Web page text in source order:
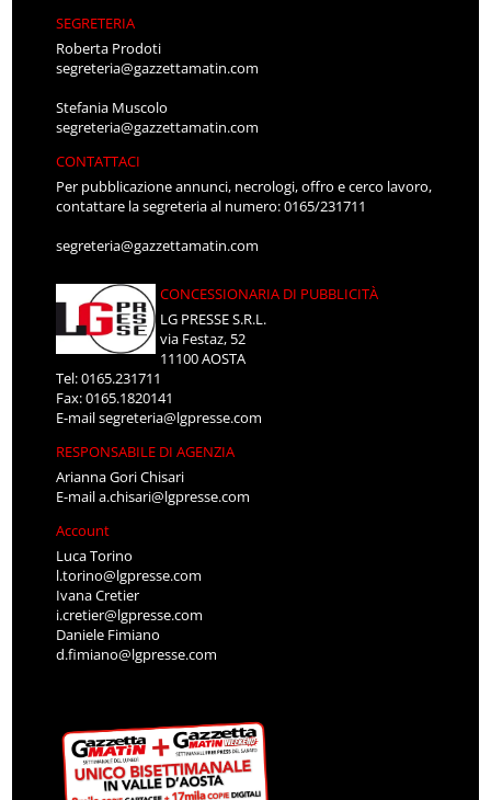
SEGRETERIA
Roberta Prodoti
segreteria@gazzettamatin.com
Stefania Muscolo
segreteria@gazzettamatin.com
CONTATTACI
Per pubblicazione annunci, necrologi, offro e cerco lavoro,
contattare la segreteria al numero: 0165/231711
segreteria@gazzettamatin.com
CONCESSIONARIA DI PUBBLICITÀ
LG PRESSE S.R.L.
via Festaz, 52
11100 AOSTA
Tel: 0165.231711
Fax: 0165.1820141
E-mailsegreteria@lgpresse.com
RESPONSABILE DI AGENZIA
Arianna Gori Chisari
E-maila.chisari@lgpresse.com
Account
Luca Torino
l.torino@lgpresse.com
Ivana Cretier
i.cretier@lgpresse.com
Daniele Fimiano
d.fimiano@lgpresse.com